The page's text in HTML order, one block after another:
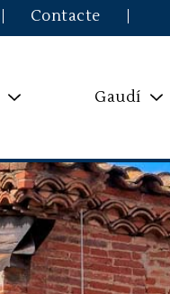
Contacte
Gaudí